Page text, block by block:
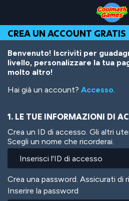
Top
of
Page
Navigation
Main
Content
Footer
contenuto
principale
CREA UN ACCOUNT GRATIS
Benvenuto! Iscriviti per
livello, personalizzare la tua
molto altro!
Hai già un account? Accesso.
1. LE TUE INFORMAZIONI DI
Crea un ID di accesso. Gli altri
Scegli un nome che ricorderai.
Crea una password. Assicurati di
Inserire la password